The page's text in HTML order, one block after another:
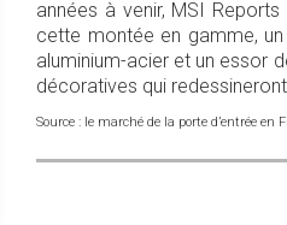
années à venir, MSI
cette montée en gamme,
aluminium-acier et un essor
décoratives qui
Source : le marché de la porte d’entrée en